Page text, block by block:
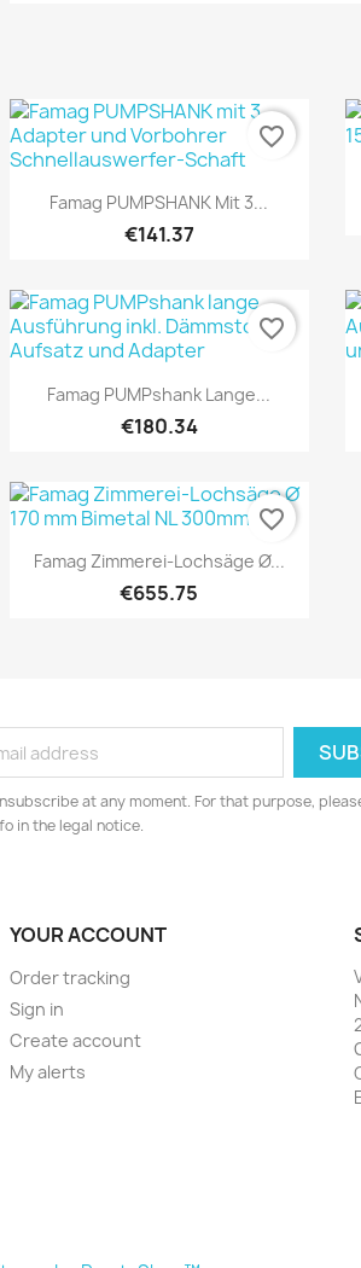
 Quick view
Famag PUMPSHANK Mit 3...
€141.37
favorite_border
 Quick view
Famag PUMPshank Lange...
€180.34
favorite_border
Quick view
Famag Zimmerei-Lochsäge Ø...
€655.75
favorite_border
at any moment. For that purpose,
in the legal notice.
YOUR ACCOUNT
Order tracking
Sign in
Create account
My alerts